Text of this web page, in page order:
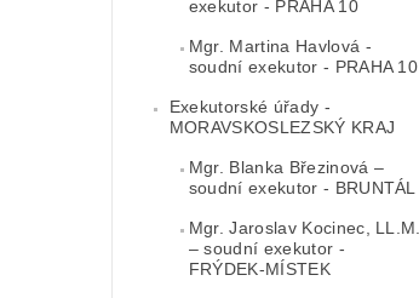
exekutor - PRAHA 10
Mgr. Martina Havlová -
soudní exekutor - PRAHA 10
Exekutorské úřady -
MORAVSKOSLEZSKÝ KRAJ
Mgr. Blanka Březinová –
soudní exekutor - BRUNTÁL
Mgr. Jaroslav Kocinec, LL.M.
– soudní exekutor -
FRÝDEK-MÍSTEK